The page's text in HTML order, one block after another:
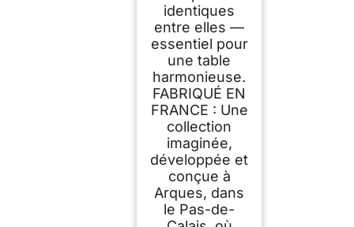
identiques
entre elles —
essentiel pour
une table
harmonieuse.
FABRIQUÉ EN
FRANCE : Une
collection
imaginée,
développée et
conçue à
Arques, dans
le Pas-de-